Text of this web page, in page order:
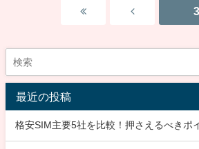
最近の投稿
格安SIM主要5社を比較！押さえるべきポ